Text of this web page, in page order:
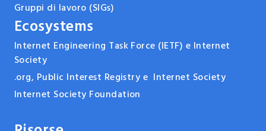
Gruppi di lavoro (SIGs)
Ecosystems
Internet Engineering Task Force (IETF) e Internet
Society
.org, Public Interest Registry e Internet Society
Internet Society Foundation